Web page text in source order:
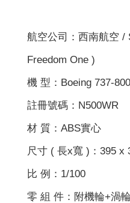
航空公司：西南航空 /
Freedom One )
機 型：Boeing 737-800
註冊號碼：N500WR
材 質：ABS實心
尺寸 ( 長x寬 )：395 x
比 例：1/100
零 組 件：附機輪+渦